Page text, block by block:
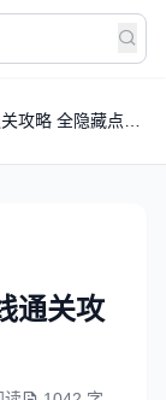
攻略 全隐藏点位
通关攻